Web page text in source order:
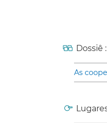
Dossiê :
As